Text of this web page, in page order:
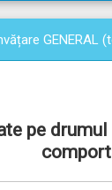
GENERAL
pe